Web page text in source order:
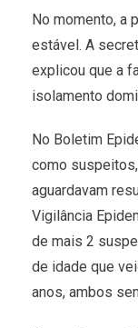
No momento, a
estável. A
explicou que a
isolamento
No Boletim
como
aguardavam
Vigilância
de mais 2
de idade que
anos, ambos